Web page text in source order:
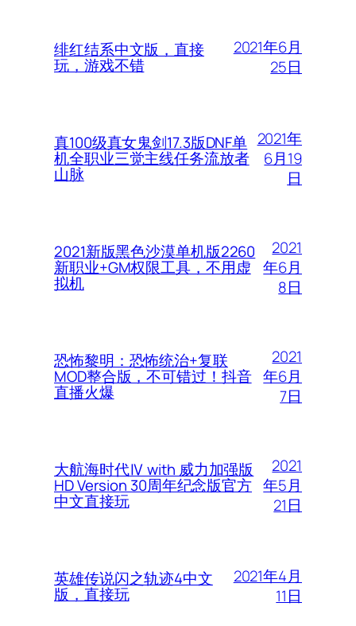
绯红结系中文版，直接
玩，游戏不错
2021年6月
25日
真100级真女鬼剑17.3版DNF单
机全职业三觉主线任务流放者
山脉
2021年
6月19
日
2021新版黑色沙漠单机版2260
新职业+GM权限工具，不用虚
拟机
2021
年6月
8日
恐怖黎明：恐怖统治+复联
MOD整合版，不可错过！抖音
直播火爆
2021
年6月
7日
大航海时代Ⅳ with 威力加强版
HD Version 30周年纪念版官方
中文直接玩
2021
年5月
21日
英雄传说闪之轨迹4中文
版，直接玩
2021年4月
11日